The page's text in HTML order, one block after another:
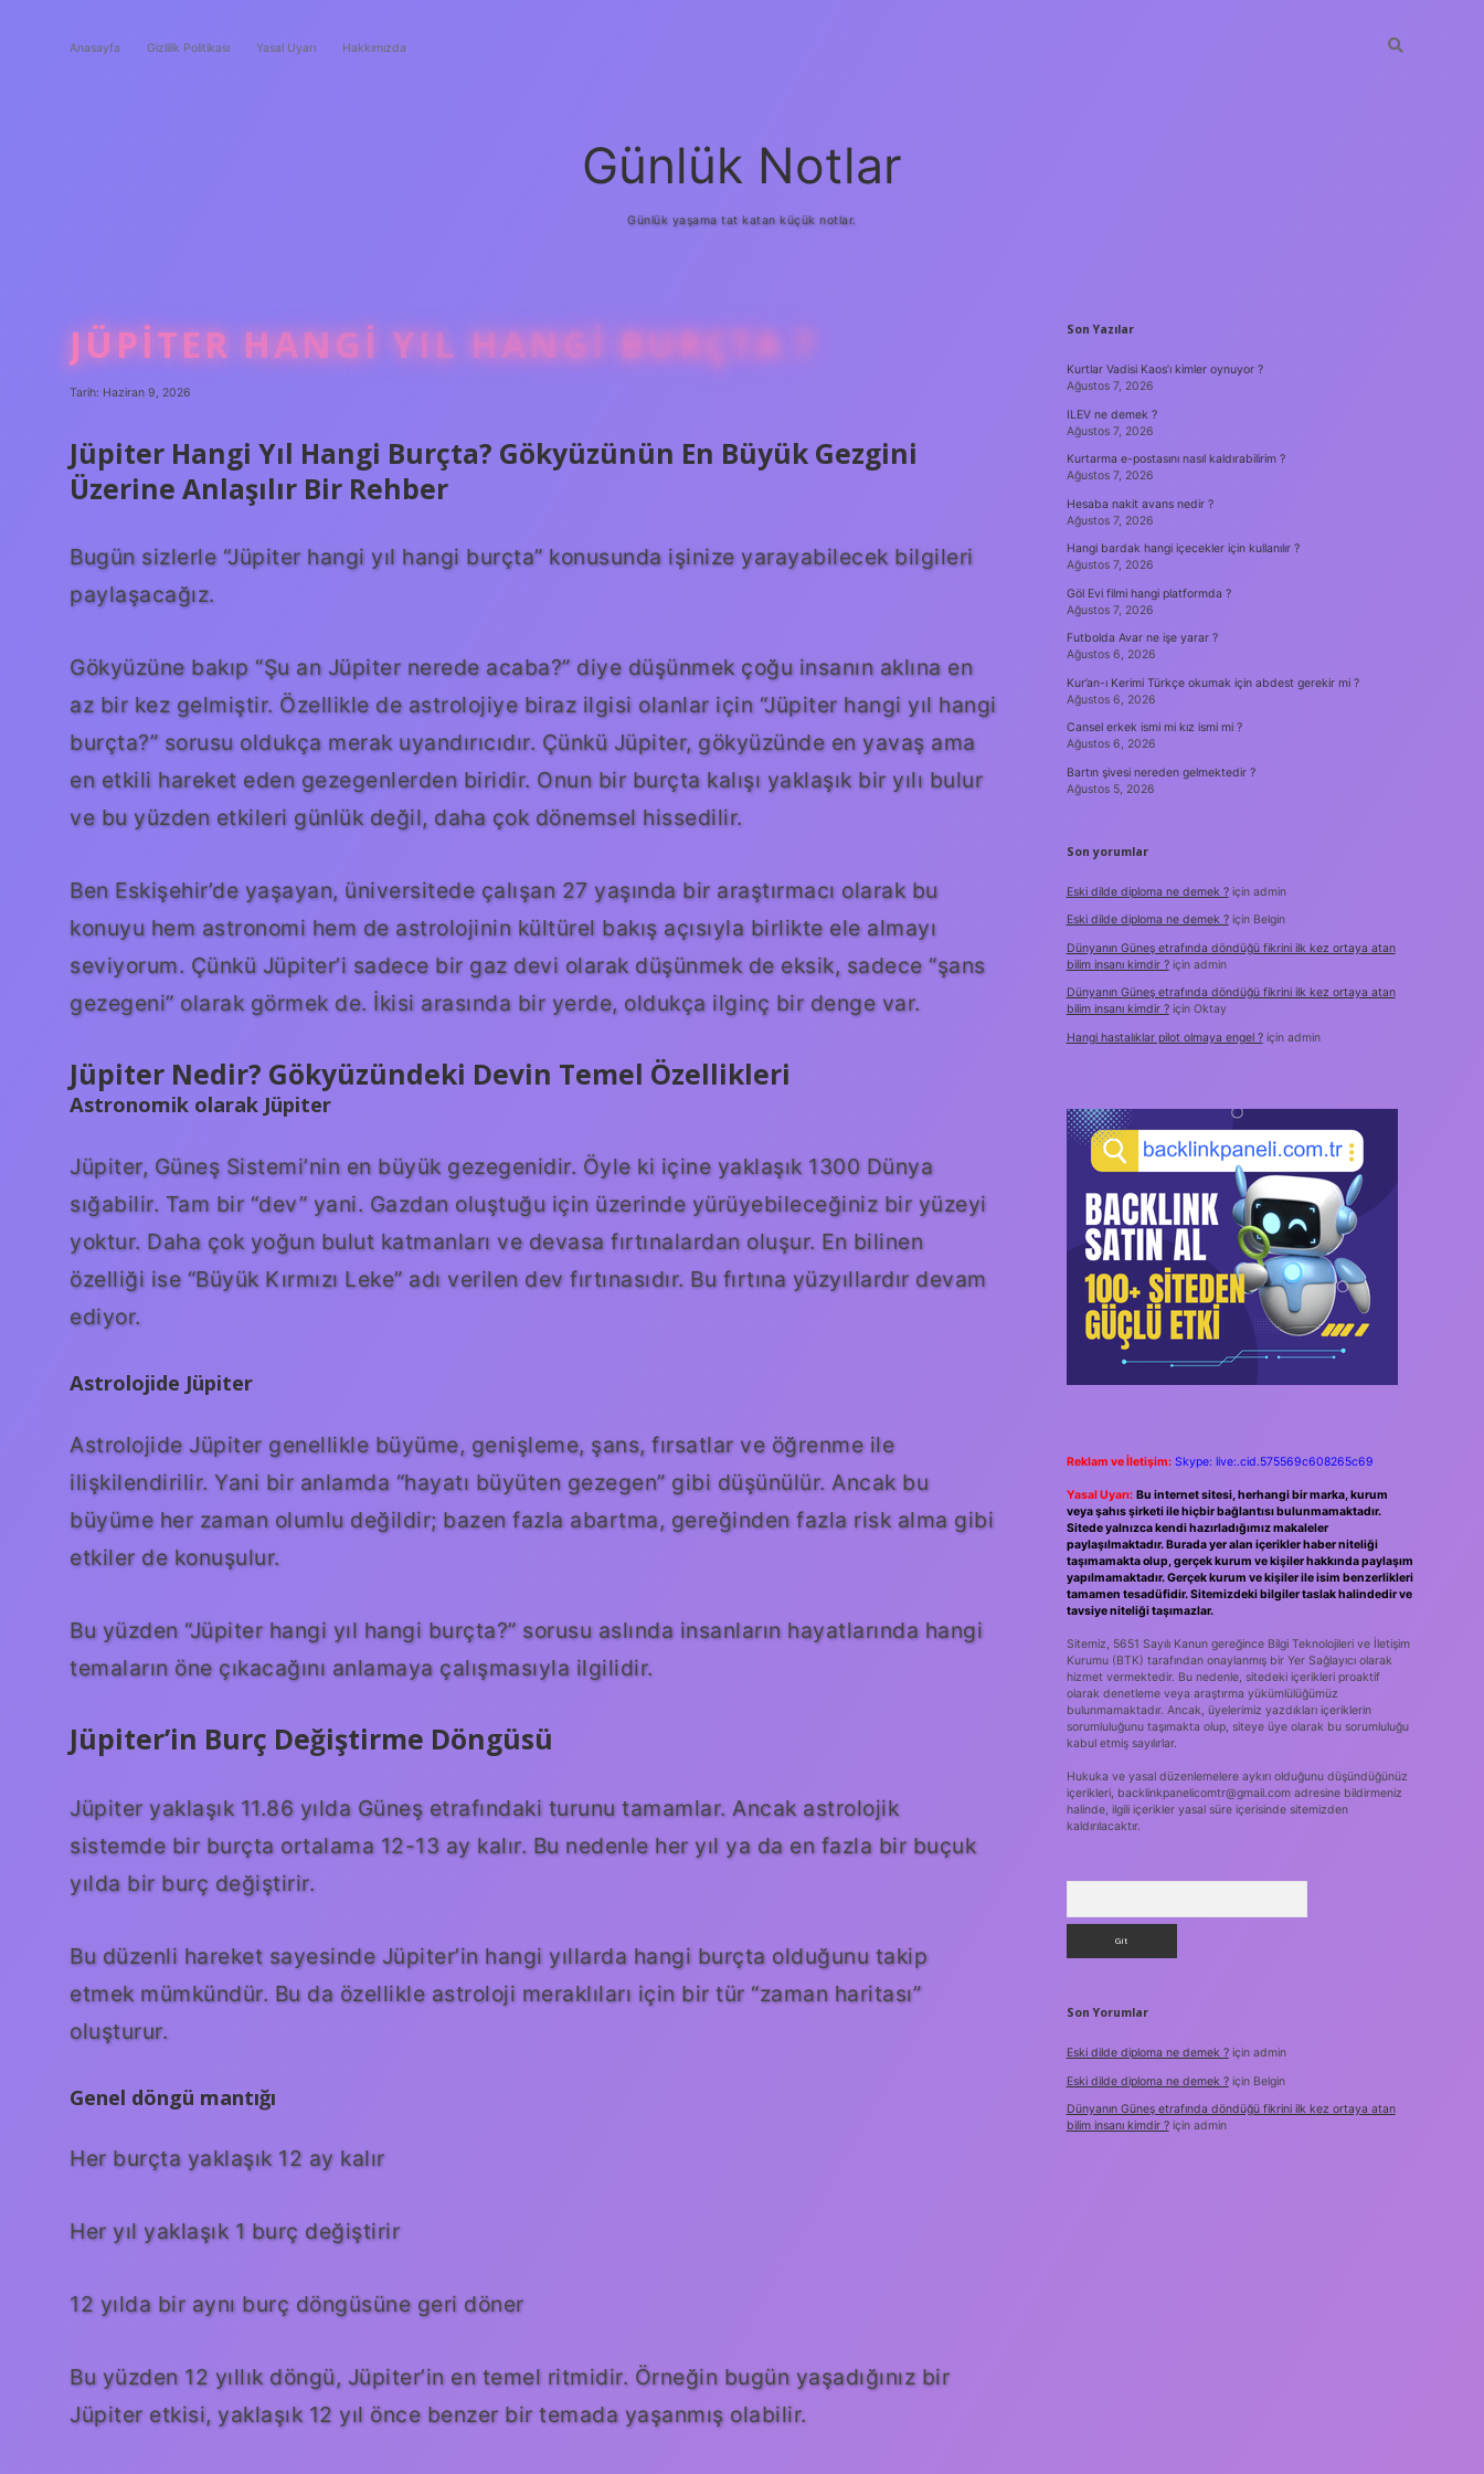
Anasayfa Gizlilik Politikası Yasal Uyarı Hakkımızda
Günlük Notlar
Günlük yaşama tat katan küçük notlar.
JÜPITER HANGI YIL HANGI BURÇTA ?
Tarih: Haziran 9, 2026
Jüpiter Hangi Yıl Hangi Burçta? Gökyüzünün En Büyük Gezgini
Üzerine Anlaşılır Bir Rehber
Bugün sizlerle “Jüpiter hangi yıl hangi burçta” konusunda işinize yarayabilecek bilgileri
paylaşacağız.
Gökyüzüne bakıp “Şu an Jüpiter nerede acaba?” diye düşünmek çoğu insanın aklına en
az bir kez gelmiştir. Özellikle de astrolojiye biraz ilgisi olanlar için “Jüpiter hangi yıl hangi
burçta?” sorusu oldukça merak uyandırıcıdır. Çünkü Jüpiter, gökyüzünde en yavaş ama
en etkili hareket eden gezegenlerden biridir. Onun bir burçta kalışı yaklaşık bir yılı bulur
ve bu yüzden etkileri günlük değil, daha çok dönemsel hissedilir.
Ben Eskişehir’de yaşayan, üniversitede çalışan 27 yaşında bir araştırmacı olarak bu
konuyu hem astronomi hem de astrolojinin kültürel bakış açısıyla birlikte ele almayı
seviyorum. Çünkü Jüpiter’i sadece bir gaz devi olarak düşünmek de eksik, sadece “şans
gezegeni” olarak görmek de. İkisi arasında bir yerde, oldukça ilginç bir denge var.
Jüpiter Nedir? Gökyüzündeki Devin Temel Özellikleri
Astronomik olarak Jüpiter
Jüpiter, Güneş Sistemi’nin en büyük gezegenidir. Öyle ki içine yaklaşık 1300 Dünya
sığabilir. Tam bir “dev” yani. Gazdan oluştuğu için üzerinde yürüyebileceğiniz bir yüzeyi
yoktur. Daha çok yoğun bulut katmanları ve devasa fırtınalardan oluşur. En bilinen
özelliği ise “Büyük Kırmızı Leke” adı verilen dev fırtınasıdır. Bu fırtına yüzyıllardır devam
ediyor.
Astrolojide Jüpiter
Astrolojide Jüpiter genellikle büyüme, genişleme, şans, fırsatlar ve öğrenme ile
ilişkilendirilir. Yani bir anlamda “hayatı büyüten gezegen” gibi düşünülür. Ancak bu
büyüme her zaman olumlu değildir; bazen fazla abartma, gereğinden fazla risk alma gibi
etkiler de konuşulur.
Bu yüzden “Jüpiter hangi yıl hangi burçta?” sorusu aslında insanların hayatlarında hangi
temaların öne çıkacağını anlamaya çalışmasıyla ilgilidir.
Jüpiter’in Burç Değiştirme Döngüsü
Jüpiter yaklaşık 11.86 yılda Güneş etrafındaki turunu tamamlar. Ancak astrolojik
sistemde bir burçta ortalama 12-13 ay kalır. Bu nedenle her yıl ya da en fazla bir buçuk
yılda bir burç değiştirir.
Bu düzenli hareket sayesinde Jüpiter’in hangi yıllarda hangi burçta olduğunu takip
etmek mümkündür. Bu da özellikle astroloji meraklıları için bir tür “zaman haritası”
oluşturur.
Genel döngü mantığı
Her burçta yaklaşık 12 ay kalır
Her yıl yaklaşık 1 burç değiştirir
12 yılda bir aynı burç döngüsüne geri döner
Bu yüzden 12 yıllık döngü, Jüpiter’in en temel ritmidir. Örneğin bugün yaşadığınız bir
Jüpiter etkisi, yaklaşık 12 yıl önce benzer bir temada yaşanmış olabilir.
SIDEBAR
Son Yazılar
Kurtlar Vadisi Kaos’ı kimler oynuyor ?
Ağustos 7, 2026
ILEV ne demek ?
Ağustos 7, 2026
Kurtarma e-postasını nasıl kaldırabilirim ?
Ağustos 7, 2026
Hesaba nakit avans nedir ?
Ağustos 7, 2026
Hangi bardak hangi içecekler için kullanılır ?
Ağustos 7, 2026
Göl Evi filmi hangi platformda ?
Ağustos 7, 2026
Futbolda Avar ne işe yarar ?
Ağustos 6, 2026
Kur’an-ı Kerimi Türkçe okumak için abdest gerekir mi ?
Ağustos 6, 2026
Cansel erkek ismi mi kız ismi mi ?
Ağustos 6, 2026
Bartın şivesi nereden gelmektedir ?
Ağustos 5, 2026
Son yorumlar
Eski dilde diploma ne demek ?için admin
Eski dilde diploma ne demek ?için Belgin
Dünyanın Güneş etrafında döndüğü fikrini ilk kez ortaya atan
bilim insanı kimdir ?için admin
Dünyanın Güneş etrafında döndüğü fikrini ilk kez ortaya atan
bilim insanı kimdir ?için Oktay
Hangi hastalıklar pilot olmaya engel ?için admin
Reklam ve İletişim: Skype: live:.cid.575569c608265c69
Yasal Uyarı: Bu internet sitesi, herhangi bir marka, kurum
veya şahıs şirketi ile hiçbir bağlantısı bulunmamaktadır.
Sitede yalnızca kendi hazırladığımız makaleler
paylaşılmaktadır. Burada yer alan içerikler haber niteliği
taşımamakta olup, gerçek kurum ve kişiler hakkında paylaşım
yapılmamaktadır. Gerçek kurum ve kişiler ile isim benzerlikleri
tamamen tesadüfidir. Sitemizdeki bilgiler taslak halindedir ve
tavsiye niteliği taşımazlar.
Sitemiz, 5651 Sayılı Kanun gereğince Bilgi Teknolojileri ve İletişim
Kurumu (BTK) tarafından onaylanmış bir Yer Sağlayıcı olarak
hizmet vermektedir. Bu nedenle, sitedeki içerikleri proaktif
olarak denetleme veya araştırma yükümlülüğümüz
bulunmamaktadır. Ancak, üyelerimiz yazdıkları içeriklerin
sorumluluğunu taşımakta olup, siteye üye olarak bu sorumluluğu
kabul etmiş sayılırlar.
Hukuka ve yasal düzenlemelere aykırı olduğunu düşündüğünüz
içerikleri, backlinkpanelicomtr@gmail.comadresine bildirmeniz
halinde, ilgili içerikler yasal süre içerisinde sitemizden
kaldırılacaktır.
Son Yorumlar
Eski dilde diploma ne demek ?için admin
Eski dilde diploma ne demek ?için Belgin
Dünyanın Güneş etrafında döndüğü fikrini ilk kez ortaya atan
bilim insanı kimdir ?için admin